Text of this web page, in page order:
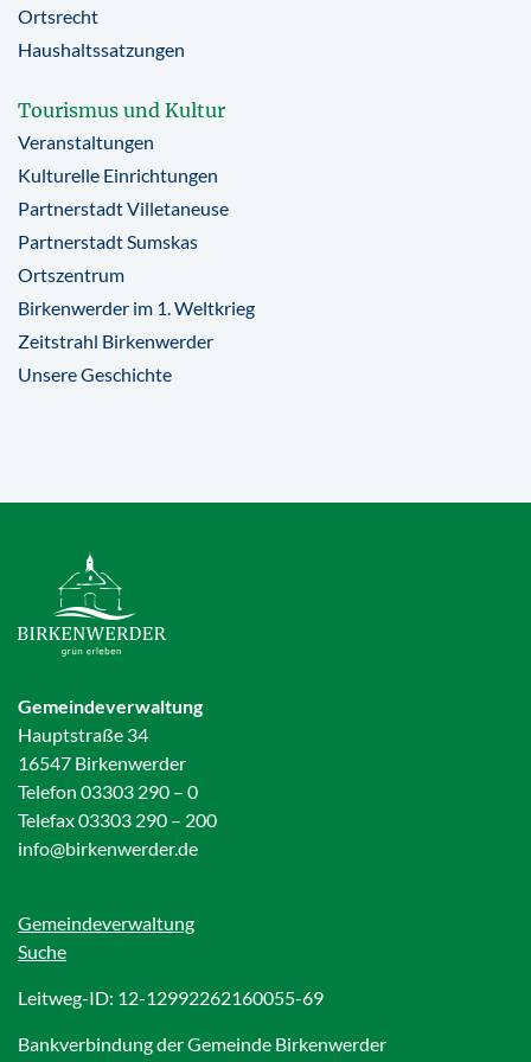
Ortsrecht
Haushaltssatzungen
Tourismus und Kultur
Veranstaltungen
Kulturelle Einrichtungen
Partnerstadt Villetaneuse
Partnerstadt Sumskas
Ortszentrum
Birkenwerder im 1. Weltkrieg
Zeitstrahl Birkenwerder
Unsere Geschichte
Gemeindeverwaltung
Hauptstraße 34
16547 Birkenwerder
Telefon 03303 290 – 0
Telefax 03303 290 – 200
info@birkenwerder.de
Gemeindeverwaltung
Suche
Leitweg-ID: 12-12992262160055-69
Bankverbindung der Gemeinde Birkenwerder